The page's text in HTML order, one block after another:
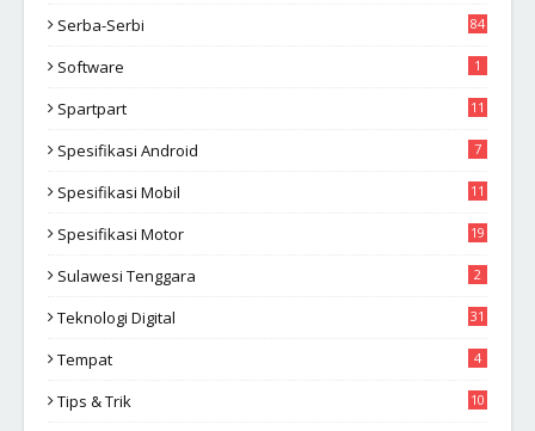
Serba-Serbi 84
Software 1
Spartpart 11
Spesifikasi Android 7
Spesifikasi Mobil 11
Spesifikasi Motor 19
Sulawesi Tenggara 2
Teknologi Digital 31
Tempat 4
Tips & Trik
10